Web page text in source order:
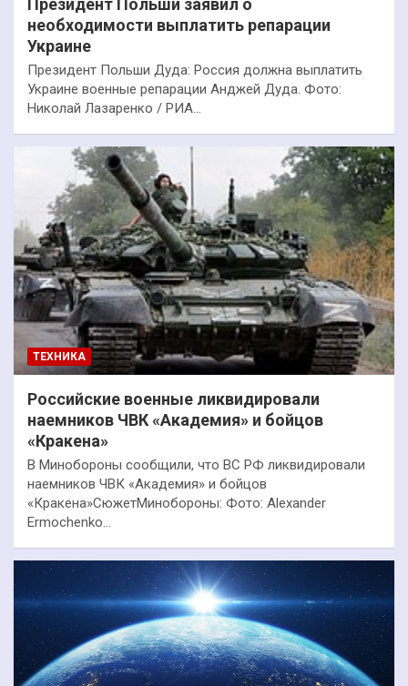
Президент Польши заявил о
необходимости выплатить репарации
Украине
Президент Польши Дуда: Россия должна выплатить
Украине военные репарации Анджей Дуда. Фото:
Николай Лазаренко / РИА…
ТЕХНИКА
Российские военные ликвидировали
наемников ЧВК «Академия» и бойцов
«Кракена»
В Минобороны сообщили, что ВС РФ ликвидировали
наемников ЧВК «Академия» и бойцов
«Кракена»СюжетМинобороны: Фото: Alexander
Ermochenko…